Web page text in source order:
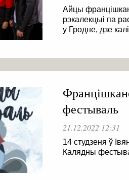
Айцы
рэкалекцыі па
у Гродне, дзе
фестываль
21.12.2022 12:31
14 студзеня ў
Калядны